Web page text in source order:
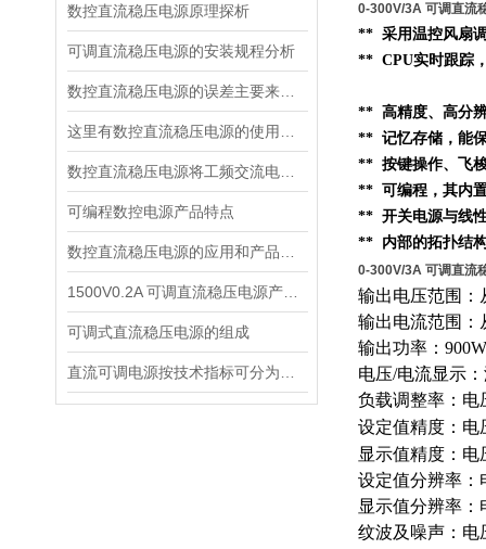
数控直流稳压电源原理探析
可调直流稳压电源的安装规程分析
可编程数控电源产品特点
可调式直流稳压电源的组成
0-300V/3A 可调直流
** 采用温控风扇
** CPU实时跟踪
** 高精度、高分
** 记忆存储，能
** 按键操作、飞
** 可编程，其内
** 开关电源与线
** 内部的拓扑结
0-300V/3A 可调直流
输出电压范围：
输出电流范围：
输出功率：900W
电压/电流显示
负载调整率：电
设定值精度：电
显示值精度：电
设定值分辨率：
显示值分辨率：
纹波及噪声：电